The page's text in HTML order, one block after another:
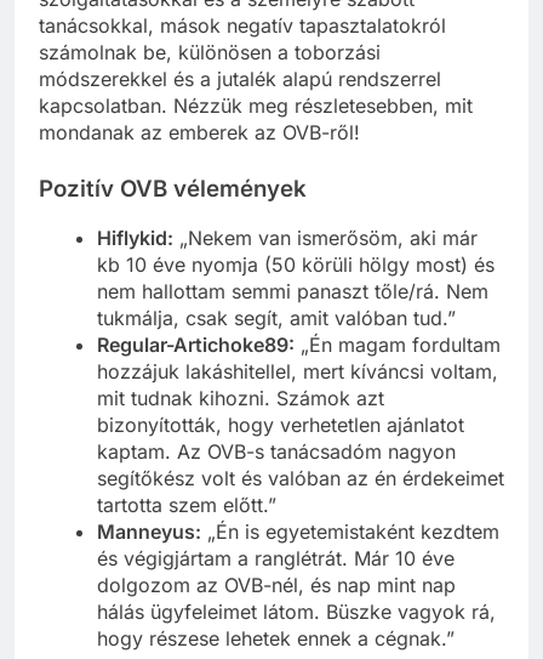
tanácsokkal, mások negatív tapasztalatokról
számolnak be, különösen a toborzási
módszerekkel és a jutalék alapú rendszerrel
kapcsolatban. Nézzük meg részletesebben, mit
mondanak az emberek az OVB-ről!
Pozitív OVB vélemények
Hiflykid: „Nekem van ismerősöm, aki már
kb 10 éve nyomja (50 körüli hölgy most) és
nem hallottam semmi panaszt tőle/rá. Nem
tukmálja, csak segít, amit valóban tud.”
Regular-Artichoke89: „Én magam fordultam
hozzájuk lakáshitellel, mert kíváncsi voltam,
mit tudnak kihozni. Számok azt
bizonyították, hogy verhetetlen ajánlatot
kaptam. Az OVB-s tanácsadóm nagyon
segítőkész volt és valóban az én érdekeimet
tartotta szem előtt.”
Manneyus: „Én is egyetemistaként kezdtem
és végigjártam a ranglétrát. Már 10 éve
dolgozom az OVB-nél, és nap mint nap
hálás ügyfeleimet látom. Büszke vagyok rá,
hogy részese lehetek ennek a cégnak.”